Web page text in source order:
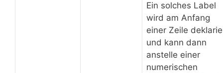
Ein solches Label
wird am Anfang
einer Zeile
und kann dann
anstelle einer
numerischen